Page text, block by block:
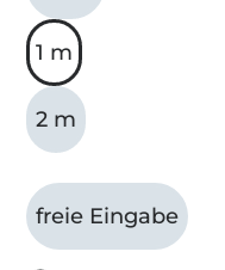
1 m
2 m
freie Eingabe